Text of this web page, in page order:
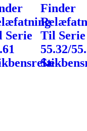
Serie
Finder
Til Serie
55.32/